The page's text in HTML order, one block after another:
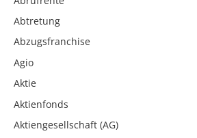
Abtretung
Abzugsfranchise
Agio
Aktie
Aktienfonds
Aktiengesellschaft (AG)